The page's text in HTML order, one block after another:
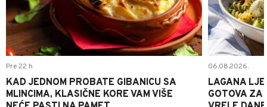
Pre 22 h
KAD JEDNOM PROBATE GIBANICU SA
MLINCIMA, KLASIČNE KORE VAM VIŠE
06.08.2026.
LAGANA
GOTOVA ZA